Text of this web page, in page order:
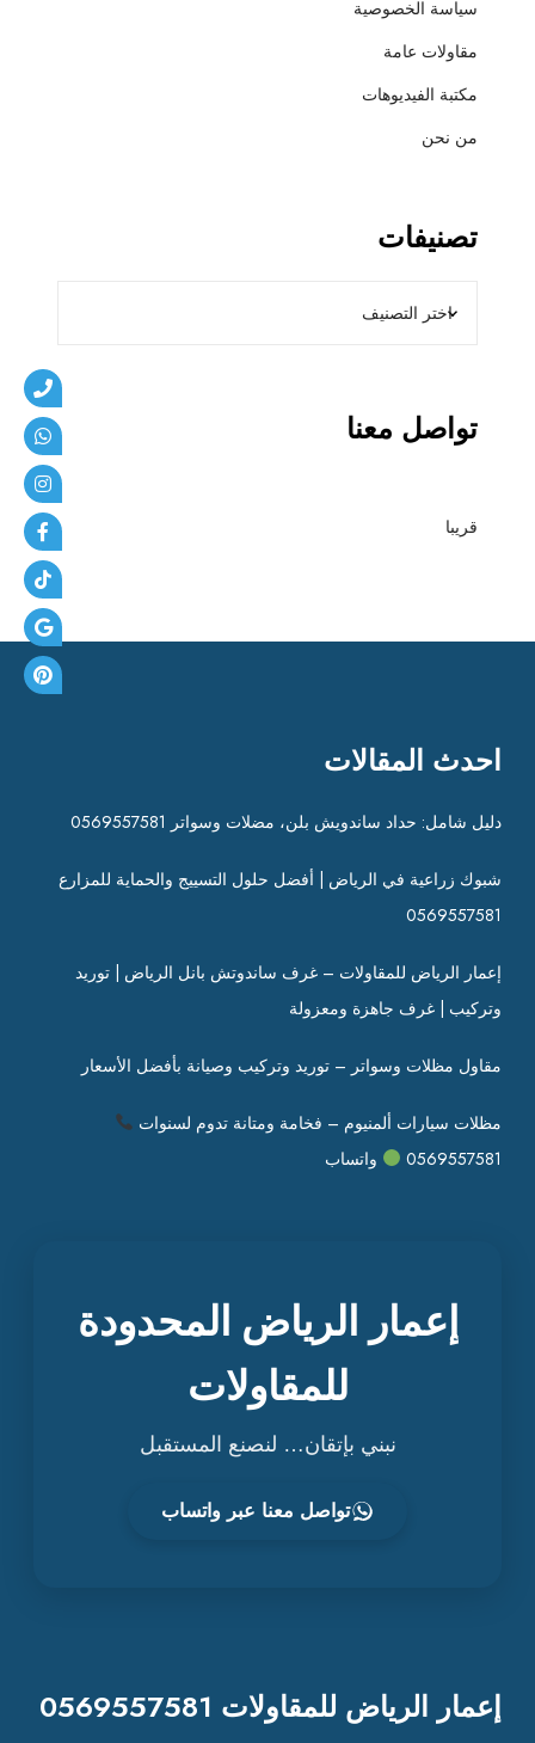
سياسة الخصوصية
مقاولات عامة
مكتبة الفيديوهات
من نحن
تصنيفات
تواصل معنا
قريبا
احدث المقالات
دليل شامل: حداد ساندويش بلن، مضلات وسواتر 0569557581
شبوك زراعية في الرياض | أفضل حلول التسييج والحماية للمزارع
0569557581
إعمار الرياض للمقاولات – غرف ساندوتش بانل الرياض | توريد
وتركيب | غرف جاهزة ومعزولة
مقاول مظلات وسواتر – توريد وتركيب وصيانة بأفضل الأسعار
مظلات سيارات ألمنيوم – فخامة ومتانة تدوم لسنوات
0569557581
واتساب
إعمار الرياض المحدودة
للمقاولات
نبني بإتقان… لنصنع المستقبل
تواصل معنا عبر واتساب
إعمار الرياض للمقاولات 0569557581